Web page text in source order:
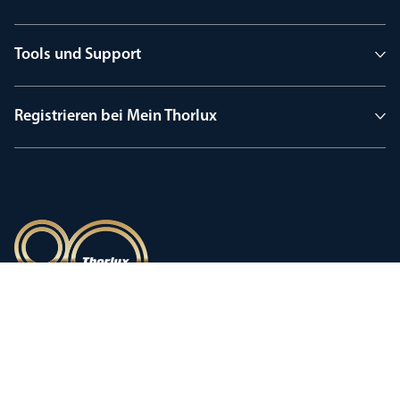
Tools und Support
Registrieren bei Mein Thorlux